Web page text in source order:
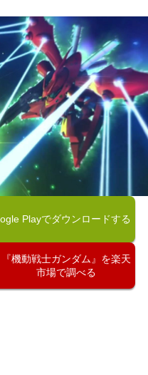
Playでダウンロードする
『機動戦士ガンダム』を楽天
市場で調べる